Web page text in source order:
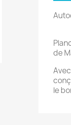
de
le